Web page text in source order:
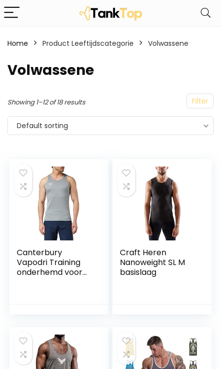
Home Product Leeftijdscategorie ‎Volwassene
‎Volwassene
Filter
Showing 1–12 of 18 results
Default sorting
Canterbury
Vapodri Training
onderhemd voor
Craft Heren
Nanoweight SL M
basislaag